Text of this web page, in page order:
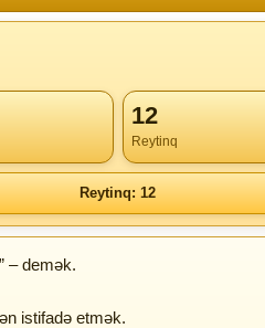
12
Reytinq
Reytinq: 12
– demək.
istifadə etmək.